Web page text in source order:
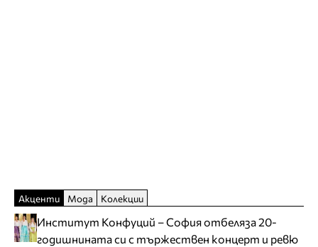
Акценти Мода Колекции
Институт Конфуций – София отбеляза 20-
годишнината си с тържествен концерт и ревю